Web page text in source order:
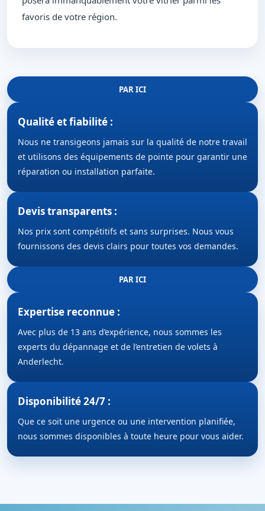
favoris de votre région.
PAR ICI
Qualité et fiabilité :
Nous ne transigeons jamais sur la qualité de notre travail
et utilisons des équipements de pointe pour garantir une
réparation ou installation parfaite.
Devis transparents :
Nos prix sont compétitifs et sans surprises. Nous vous
fournissons des devis clairs pour toutes vos demandes.
PAR ICI
Expertise reconnue :
Avec plus de 13 ans d’expérience, nous sommes les
experts du dépannage et de l’entretien de volets à
Anderlecht.
Disponibilité 24/7 :
Que ce soit une urgence ou une intervention planifiée,
nous sommes disponibles à toute heure pour vous aider.